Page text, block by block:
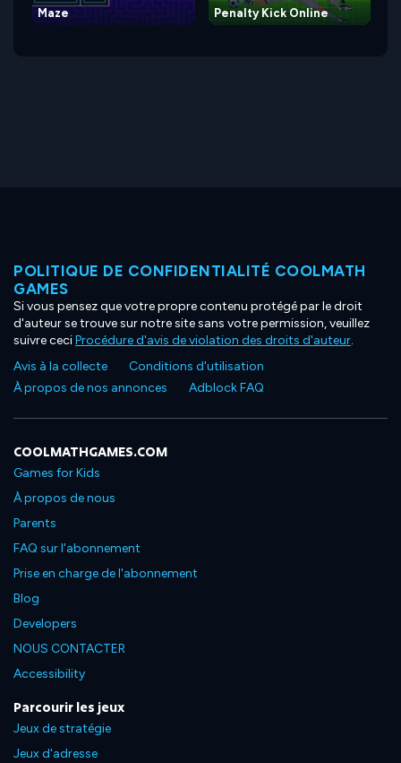
Maze Penalty Kick Online
POLITIQUE DE CONFIDENTIALITÉ COOLMATH
GAMES
Si vous pensez que votre propre contenu protégé par le droit
d'auteur se trouve sur notre site sans votre permission, veuillez
suivre ceciProcédure d'avis de violation des droits d'auteur.
Avis à la collecte
Conditions d'utilisation
À propos de nos annonces
Adblock FAQ
COOLMATHGAMES.COM
Games for Kids
À propos de nous
Parents
FAQ sur l'abonnement
Prise en charge de l'abonnement
Blog
Developers
NOUS CONTACTER
Accessibility
Parcourir les jeux
Jeux de stratégie
Jeux d'adresse